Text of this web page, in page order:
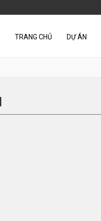
TRANG CHỦ DỰ ÁN